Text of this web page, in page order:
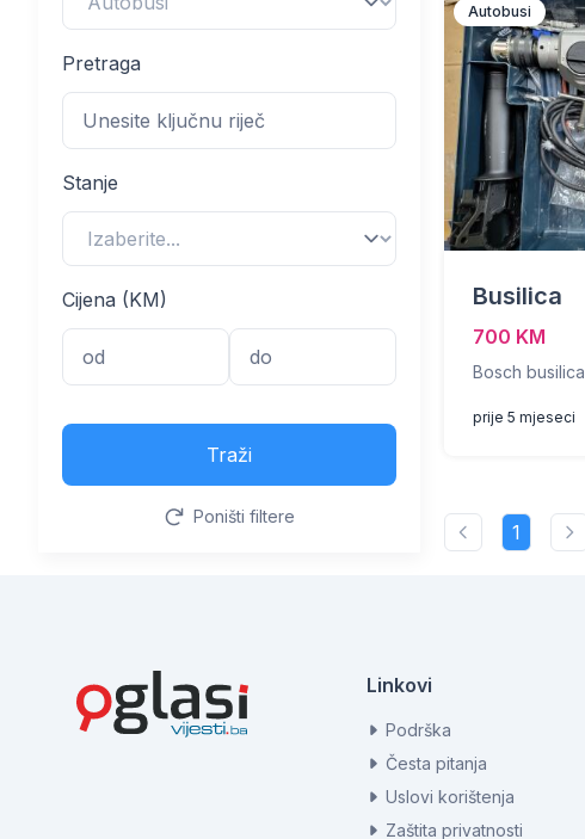
Pretraga
Stanje
Cijena (KM)
Traži
Poništi filtere
Autobusi
Busilica
700 KM
Bosch busilica
prije 5 mjeseci
1
Linkovi
Podrška
Česta pitanja
Uslovi korištenja
Zaštita privatnosti